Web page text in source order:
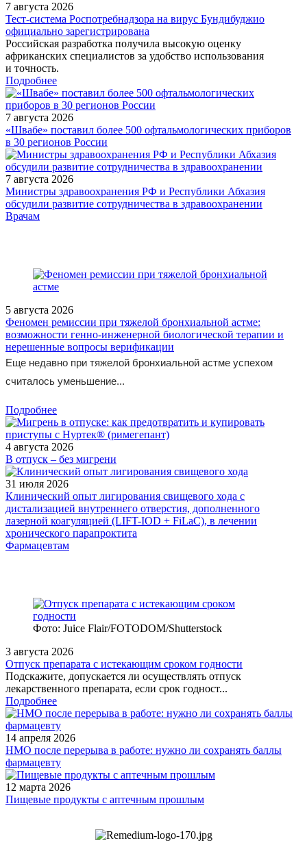
7 августа 2026
Тест‑система Роспотребнадзора на вирус Бундибуджио
официально зарегистрирована
Российская разработка получила высокую оценку
африканских специалистов за удобство использования
и точность.
Подробнее
7 августа 2026
«Швабе» поставил более 500 офтальмологических приборов
в 30 регионов России
7 августа 2026
Министры здравоохранения РФ и Республики Абхазия
обсудили развитие сотрудничества в здравоохранении
/doctor/neurology/enurez-ot-prostogo-k-slozhnomu/
Врачам
5 августа 2026
Феномен ремиссии при тяжелой бронхиальной астме:
возможности генно-инженерной биологической терапии и
нерешенные вопросы верификации
Еще недавно при тяжелой бронхиальной астме успехом
считалось уменьшение...
Подробнее
4 августа 2026
В отпуск – без мигрени
31 июля 2026
Клинический опыт лигирования свищевого хода с
дистализацией внутреннего отверстия, дополненного
лазерной коагуляцией (LIFT-IOD + FiLaC), в лечении
хронического парапроктита
Фармацевтам
Фото: Juice Flair/FOTODOM/Shutterstoсk
3 августа 2026
Отпуск препарата с истекающим сроком годности
Подскажите, допускается ли осуществлять отпуск
лекарственного препарата, если срок годност...
Подробнее
14 апреля 2026
НМО после перерыва в работе: нужно ли сохранять баллы
фармацевту
12 марта 2026
Пищевые продукты с аптечным прошлым